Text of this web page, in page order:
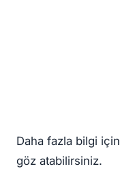
Daha fazla bilgi için
göz atabilirsiniz.